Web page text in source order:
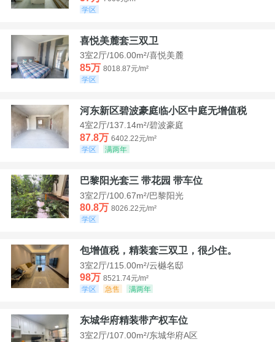
学区
喜悦美麓套三双卫
3室2厅/106.00m²/喜悦美麓
85万 8018.87元/m²
学区
河东新区碧波豪庭临小区中庭无增值税
4室2厅/137.14m²/碧波豪庭
87.8万 6402.22元/m²
学区
满两年
巴黎阳光套三 带花园 带车位
3室2厅/100.67m²/巴黎阳光
80.8万 8026.22元/m²
学区
包增值税，精装套三双卫，很少住。
3室2厅/115.00m²/云樾名邸
98万 8521.74元/m²
学区
急售 满两年
东城华府精装带产权车位
3室2厅/107.00m²/东城华府A区